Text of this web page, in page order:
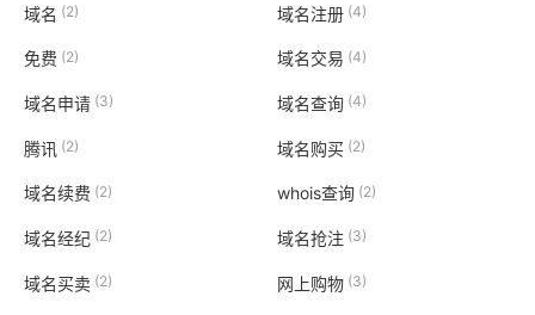
域名 (2) 域名注册(4)
免费 (2) 域名交易 (4)
域名申请 (3) 域名查询(4)
腾讯 (2) 域名购买(2)
域名续费 (2) whois查询(2)
域名经纪 (2) 域名抢注(3)
域名买卖 (2) 网上购物(3)